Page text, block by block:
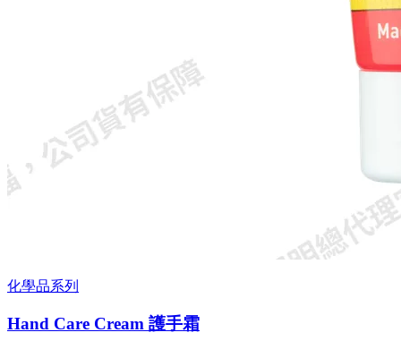
化學品系列
Hand Care Cream 護手霜